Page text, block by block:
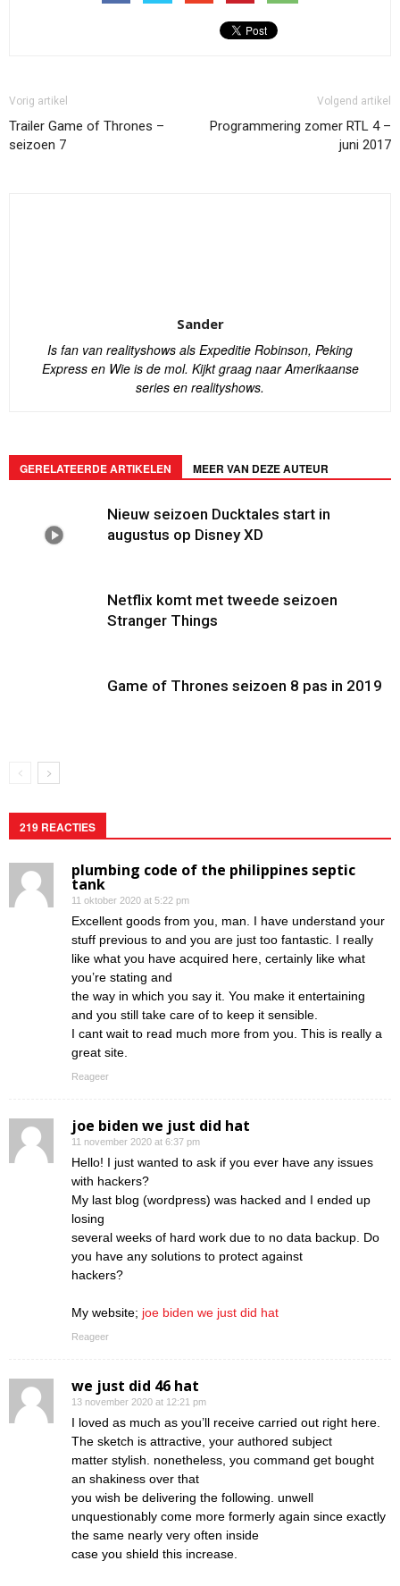
Vorig artikel
Trailer Game of Thrones –
seizoen 7
Volgend artikel
Programmering zomer RTL 4 –
juni 2017
Sander
Is fan van realityshows als Expeditie Robinson, Peking
Express en Wie is de mol. Kijkt graag naar Amerikaanse
series en realityshows.
GERELATEERDE ARTIKELEN MEER VAN DEZE AUTEUR
Nieuw seizoen Ducktales start in
augustus op Disney XD
Netflix komt met tweede seizoen
Stranger Things
Game of Thrones seizoen 8 pas in 2019
219 REACTIES
plumbing code of the philippines septic
tank
11 oktober 2020 at 5:22 pm
Excellent goods from you, man. I have understand your
stuff previous to and you are just too fantastic. I really
like what you have acquired here, certainly like what
you’re stating and
the way in which you say it. You make it entertaining
and you still take care of to keep it sensible.
I cant wait to read much more from you. This is really a
great site.
Reageer
joe biden we just did hat
11 november 2020 at 6:37 pm
Hello! I just wanted to ask if you ever have any issues
with hackers?
My last blog (wordpress) was hacked and I ended up
losing
several weeks of hard work due to no data backup. Do
you have any solutions to protect against
hackers?
My website; joe biden we just did hat
Reageer
we just did 46 hat
13 november 2020 at 12:21 pm
I loved as much as you’ll receive carried out right here.
The sketch is attractive, your authored subject
matter stylish. nonetheless, you command get bought
an shakiness over that
you wish be delivering the following. unwell
unquestionably come more formerly again since exactly
the same nearly very often inside
case you shield this increase.